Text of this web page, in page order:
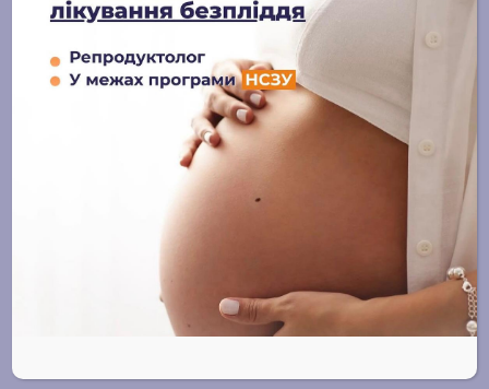
сучасні підходи та надія на
батьківство
ЕКЗ із донорськими яйцеклітинами:
шлях надії, довіри та щастя
15 ЛИПНЯ, 2025
Консультація з репродуктологом:
14 ЛИПНЯ, 2025